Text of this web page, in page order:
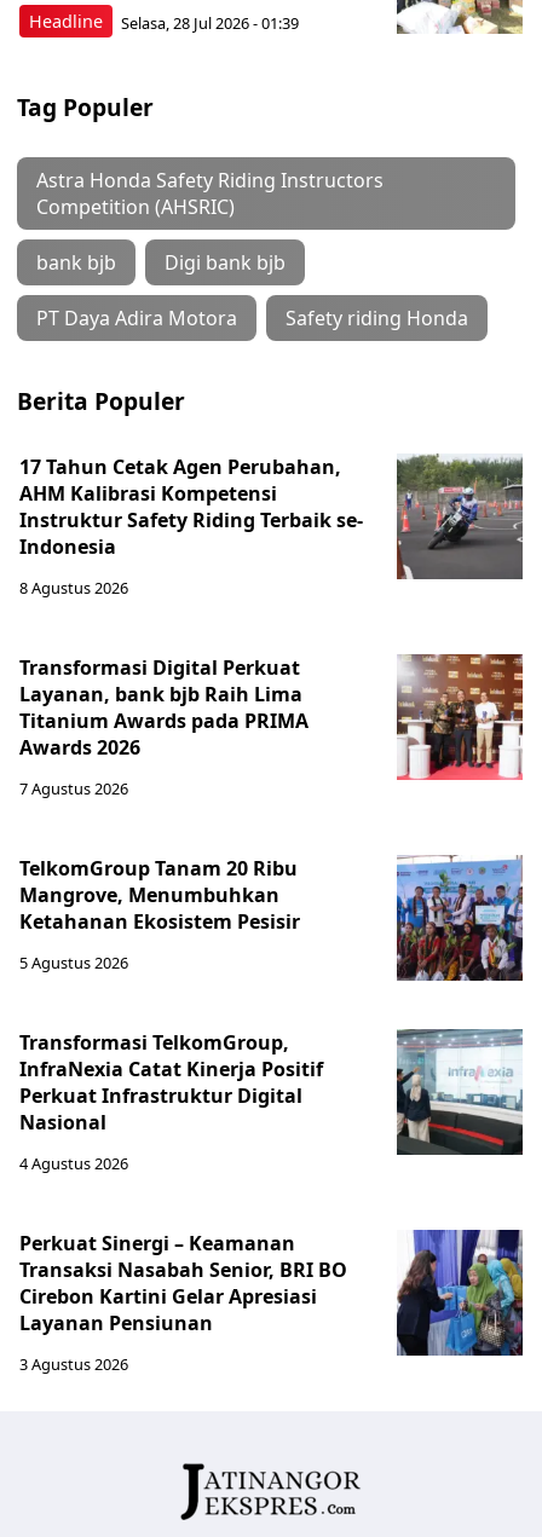
Headline Selasa, 28 Jul 2026 - 01:39
Tag Populer
Astra Honda Safety Riding Instructors
Competition (AHSRIC)
bank bjb Digi bank bjb
PT Daya Adira Motora Safety riding Honda
Berita Populer
17 Tahun Cetak Agen Perubahan,
AHM Kalibrasi Kompetensi
Instruktur Safety Riding Terbaik se-
Indonesia
8 Agustus 2026
Transformasi Digital Perkuat
Layanan, bank bjb Raih Lima
Titanium Awards pada PRIMA
Awards 2026
7 Agustus 2026
TelkomGroup Tanam 20 Ribu
Mangrove, Menumbuhkan
Ketahanan Ekosistem Pesisir
5 Agustus 2026
Transformasi TelkomGroup,
InfraNexia Catat Kinerja Positif
Perkuat Infrastruktur Digital
Nasional
4 Agustus 2026
Perkuat Sinergi – Keamanan
Transaksi Nasabah Senior, BRI BO
Cirebon Kartini Gelar Apresiasi
Layanan Pensiunan
3 Agustus 2026